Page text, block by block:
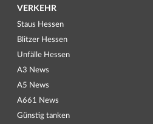
VERKEHR
Staus Hessen
Blitzer Hessen
Unfälle Hessen
A3 News
A5 News
A661 News
Günstig tanken